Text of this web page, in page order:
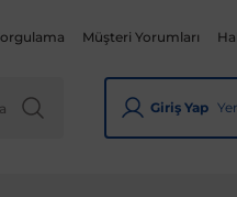
Müşteri Yorumları
Giriş Yap